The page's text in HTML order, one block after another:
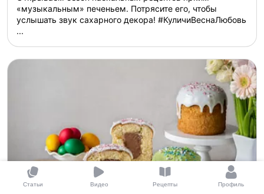
«музыкальным» печеньем. Потрясите его, чтобы
услышать звук сахарного декора! #КуличиВеснаЛюбовь
...
Статьи Видео Рецепты Профиль